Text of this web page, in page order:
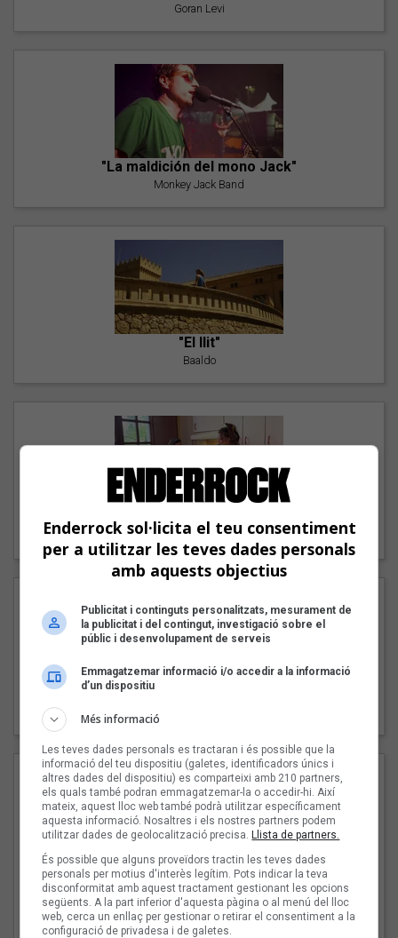
Goran Levi
"La maldición del mono Jack"
Monkey Jack Band
"El llit"
Baaldo
"Lo bueno y lo malo"
Carmen y María
Pep Álvarez amb Joan Muntaner (Xanguito)
"Les cabres"
94 Rules amb Compte
Enderrock sol·licita el teu consentiment
per a utilitzar les teves dades personals
amb aquests objectius
Publicitat i continguts personalitzats, mesurament de
la publicitat i del contingut, investigació sobre el
públic i desenvolupament de serveis
Emmagatzemar informació i/o accedir a la informació
d’un dispositiu
Més informació
Les teves dades personals es tractaran i és possible que la
informació del teu dispositiu (galetes, identificadors únics i
altres dades del dispositiu) es comparteixi amb 210 partners,
els quals també podran emmagatzemar-la o accedir-hi. Així
mateix, aquest lloc web també podrà utilitzar específicament
aquesta informació. Nosaltres i els nostres partners podem
utilitzar dades de geolocalització precisa. Llista de partners.
És possible que alguns proveïdors tractin les teves dades
personals per motius d'interès legítim. Pots indicar la teva
disconformitat amb aquest tractament gestionant les opcions
següents. A la part inferior d'aquesta pàgina o al menú del lloc
web, cerca un enllaç per gestionar o retirar el consentiment a la
configuració de privadesa i de galetes.